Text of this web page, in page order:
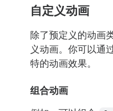
自定义动画
除了预定义的动画
义动画。你可以通
特的动画效果。
组合动画